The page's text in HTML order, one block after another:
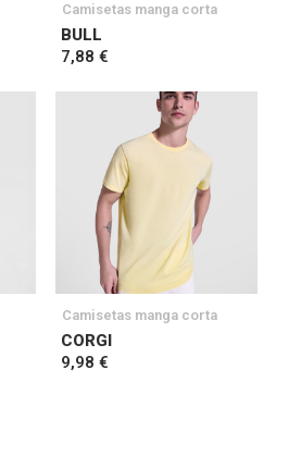
Camisetas manga corta
BULL
7,88 €
Camisetas manga corta
CORGI
9,98 €